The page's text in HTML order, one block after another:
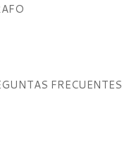
FRECUENTES